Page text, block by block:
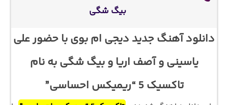
بیگ شگی
دانلود آهنگ جدید دیجی ام بوی با حضور علی
یاسینی و آصف اریا و بیگ شگی به نام
تاکسیک 5 “ریمیکس احساسی”